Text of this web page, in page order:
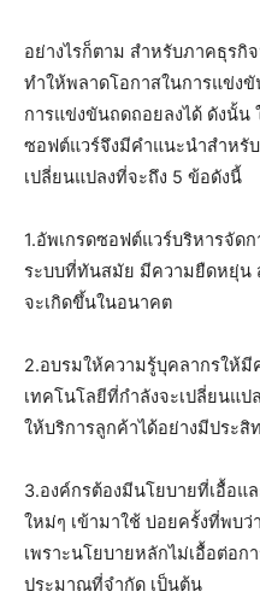
อย่างไรก็ตาม สำหรับภาคธุรกิ
ทำให้พลาดโอกาสในการแข่ง
การแข่งขันถดถอยลงได้ ดังนั้น
ซอฟต์แวร์จึงมีคำแนะนำสำหรั
เปลี่ยนแปลงที่จะถึง 5 ข้อดังนี้
1.อัพเกรดซอฟต์แวร์บริหารจัด
ระบบที่ทันสมัย มีความยืดหยุ่น
จะเกิดขึ้นในอนาคต
2.อบรมให้ความรู้บุคลากรให้มี
เทคโนโลยีที่กำลังจะเปลี่ยนแป
ให้บริการลูกค้าได้อย่างมีประสิ
3.องค์กรต้องมีนโยบายที่เอื้อแ
ใหม่ๆ เข้ามาใช้ บ่อยครั้งที่พบ
เพราะนโยบายหลักไม่เอื้อต่อก
ประมาณที่จำกัด เป็นต้น